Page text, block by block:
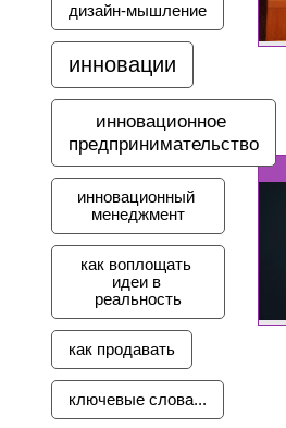
дизайн-мышление
инновации
инновационное
предпринимательство
инновационный
менеджмент
как воплощать
идеи в
реальность
как продавать
ключевые слова...